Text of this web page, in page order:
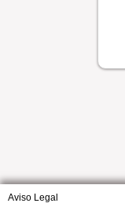
Aviso Legal